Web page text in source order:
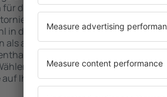
die Unterkunft aus und die
der Buchung. Hotels in
in der Nähe der beliebtesten
als auch abseits der Masse. Perfekt
und als Ausgangspunkt für
Sie ein Hotel für sich aus und
Ihre Reise oder Geschäftsreise